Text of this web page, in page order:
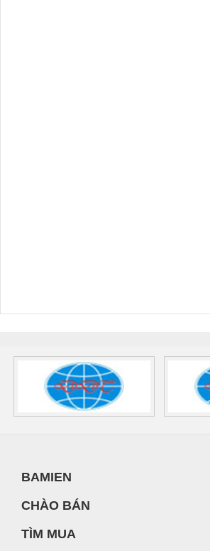
BAMIEN
CHÀO BÁN
TÌM MUA